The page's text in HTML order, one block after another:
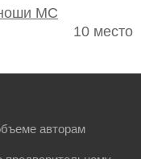
МС
10 место
авторам